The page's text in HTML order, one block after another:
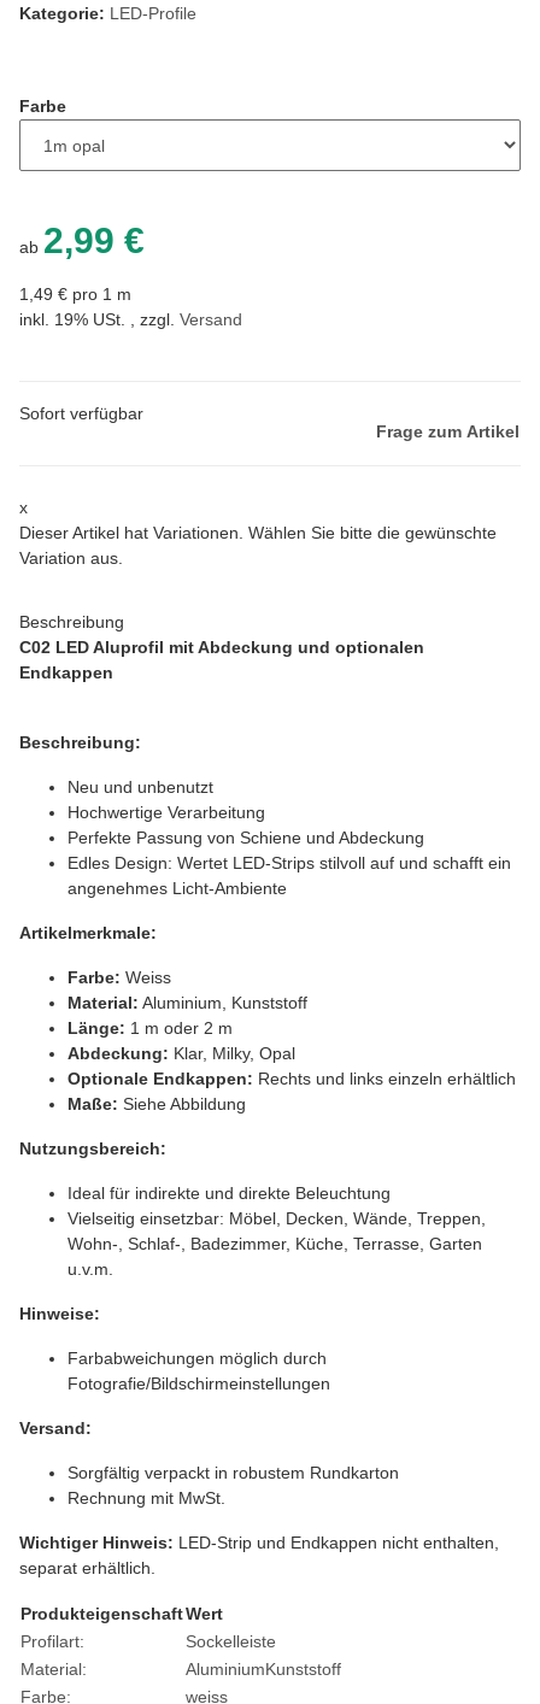
Kategorie: LED-Profile
Farbe
ab 2,99 €
1,49 € pro 1 m
inkl. 19% USt. , zzgl. Versand
Sofort verfügbar
Frage zum Artikel
x
Dieser Artikel hat Variationen. Wählen Sie bitte die gewünschte
Variation aus.
Beschreibung
C02 LED Aluprofil mit Abdeckung und optionalen
Endkappen
Beschreibung:
Neu und unbenutzt
Hochwertige Verarbeitung
Perfekte Passung von Schiene und Abdeckung
Edles Design: Wertet LED-Strips stilvoll auf und schafft ein
angenehmes Licht-Ambiente
Artikelmerkmale:
Farbe: Weiss
Material: Aluminium, Kunststoff
Länge: 1 m oder 2 m
Abdeckung: Klar, Milky, Opal
Optionale Endkappen: Rechts und links einzeln erhältlich
Maße: Siehe Abbildung
Nutzungsbereich:
Ideal für indirekte und direkte Beleuchtung
Vielseitig einsetzbar: Möbel, Decken, Wände, Treppen,
Wohn-, Schlaf-, Badezimmer, Küche, Terrasse, Garten
u.v.m.
Hinweise:
Farbabweichungen möglich durch
Fotografie/Bildschirmeinstellungen
Versand:
Sorgfältig verpackt in robustem Rundkarton
Rechnung mit MwSt.
Wichtiger Hinweis: LED-Strip und Endkappen nicht enthalten,
separat erhältlich.
ProdukteigenschaftWert
Profilart:
Sockelleiste
Material:
AluminiumKunststoff
Farbe:
weiss